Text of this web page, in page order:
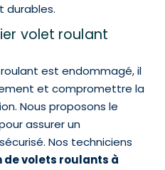
durables.
volet roulant
est endommagé, il
et compromettre la
Nous proposons le
assurer un
Nos techniciens
volets roulants à